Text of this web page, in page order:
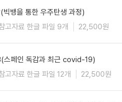
뱅을 통한 우주탄생 과정)
고자료 한글 파일 9개 22,500원
스페인 독감과 최근 covid-19)
고자료 한글 파일 12개 22,500원